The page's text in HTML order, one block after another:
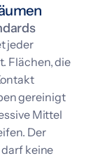
jeder
Flächen, die
gereinigt
Mittel
Der
darf keine